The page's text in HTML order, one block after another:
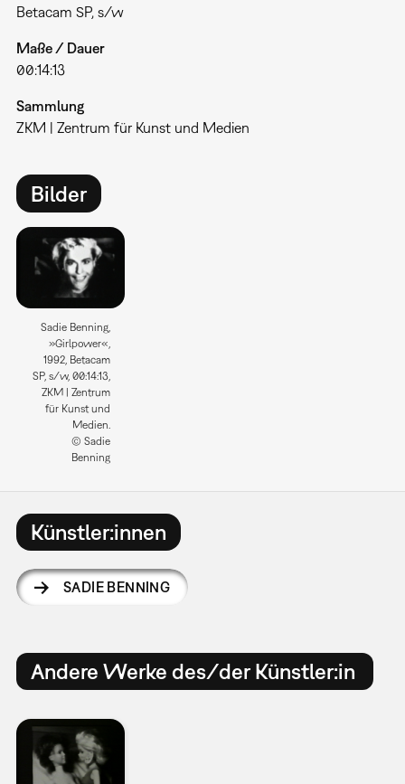
Betacam SP, s/w
Maße / Dauer
00:14:13
Sammlung
ZKM | Zentrum für Kunst und Medien
Bilder
Sadie Benning,
»Girlpower«,
1992, Betacam
SP, s/w, 00:14:13,
ZKM | Zentrum
für Kunst und
Medien.
© Sadie
Benning
Künstler:innen
SADIE BENNING
Andere Werke des/der Künstler:in